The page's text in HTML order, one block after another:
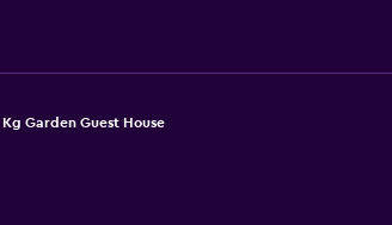
Kg Garden Guest House